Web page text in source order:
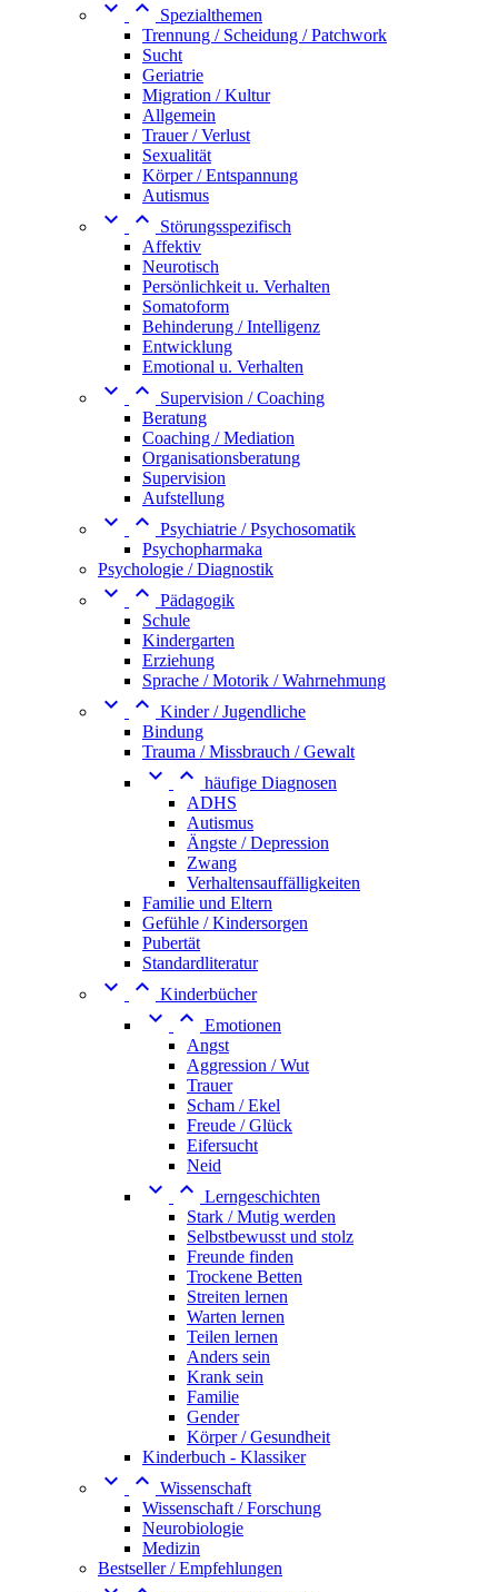
 
Spezialthemen
Trennung / Scheidung / Patchwork
Sucht
Geriatrie
Migration / Kultur
Allgemein
Trauer / Verlust
Sexualität
Körper / Entspannung
Autismus
 
Störungsspezifisch
Affektiv
Neurotisch
Persönlichkeit u. Verhalten
Somatoform
Behinderung / Intelligenz
Entwicklung
Emotional u. Verhalten
 
Supervision / Coaching
Beratung
Coaching / Mediation
Organisationsberatung
Supervision
Aufstellung
  Psychiatrie / Psychosomatik
Psychopharmaka
Psychologie / Diagnostik
  Pädagogik
Schule
Kindergarten
Erziehung
Sprache / Motorik / Wahrnehmung
  Kinder / Jugendliche
Bindung
Trauma / Missbrauch / Gewalt
  häufige Diagnosen
ADHS
Autismus
Ängste / Depression
Zwang
Verhaltensauffälligkeiten
Familie und Eltern
Gefühle / Kindersorgen
Pubertät
Standardliteratur
  Kinderbücher
  Emotionen
Angst
Aggression / Wut
Trauer
Scham / Ekel
Freude / Glück
Eifersucht
Neid
  Lerngeschichten
Stark / Mutig werden
Selbstbewusst und stolz
Freunde finden
Trockene Betten
Streiten lernen
Warten lernen
Teilen lernen
Anders sein
Krank sein
Familie
Gender
Körper / Gesundheit
Kinderbuch - Klassiker
  Wissenschaft
Wissenschaft / Forschung
Neurobiologie
Medizin
Bestseller / Empfehlungen